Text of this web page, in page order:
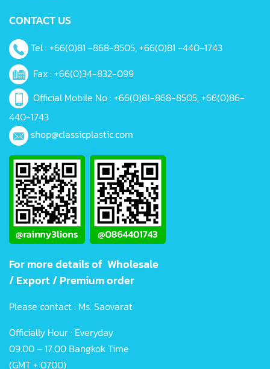
CONTACT US
Tel : +66(0)81 -868-8505, +66(0)81 -440-1743
Fax : +66(0)34-832-099
Official Mobile No : +66(0)81-868-8505,+66(0)86-
440-1743
shop@classicplastic.com
For more details of Wholesale
/ Export / Premium order
Please contact : Ms. Saovarat
Officially Hour : Everyday
09.00 – 17.00 Bangkok Time
(GMT + 0700)